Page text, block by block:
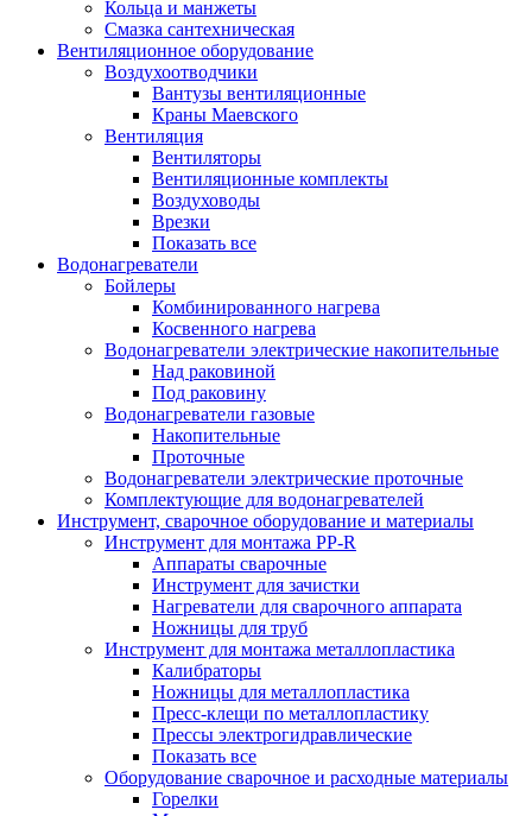
Кольца и манжеты
Смазка сантехническая
Вентиляционное оборудование
Воздухоотводчики
Вантузы вентиляционные
Краны Маевского
Вентиляция
Вентиляторы
Вентиляционные комплекты
Воздуховоды
Врезки
Показать все
Водонагреватели
Бойлеры
Комбинированного нагрева
Косвенного нагрева
Водонагреватели электрические накопительные
Над раковиной
Под раковину
Водонагреватели газовые
Накопительные
Проточные
Водонагреватели электрические проточные
Комплектующие для водонагревателей
Инструмент, сварочное оборудование и материалы
Инструмент для монтажа PP-R
Аппараты сварочные
Инструмент для зачистки
Нагреватели для сварочного аппарата
Ножницы для труб
Инструмент для монтажа металлопластика
Калибраторы
Ножницы для металлопластика
Пресс-клещи по металлопластику
Прессы электрогидравлические
Показать все
Оборудование сварочное и расходные материалы
Горелки